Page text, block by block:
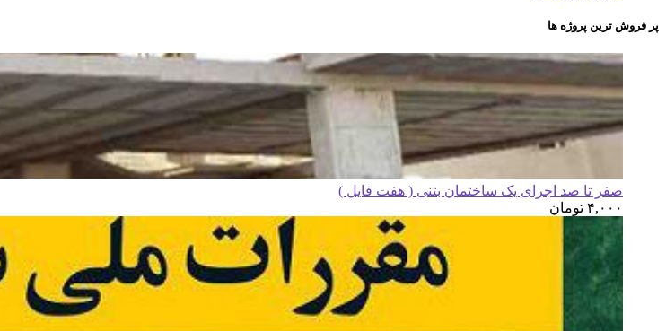
پر فروش ترین پروژه ها
صفر تا صد اجرای یک ساختمان بتنی ( هفت فایل )
۴,۰۰۰ تومان